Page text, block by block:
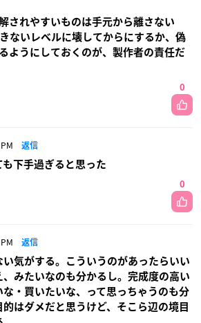
されやすいものは手元から離さない
ないレベルに壊してからにするか、偽
ようにしておくのが、製作者の責任だ
0
返信
下手過ぎると思った
0
返信
気がする。こういうのがあったらいい
みたいなのも分かるし。完成度の高い
・買いたいな、って思っちゃうのも分
はダメだと思うけど、そこら辺の境目